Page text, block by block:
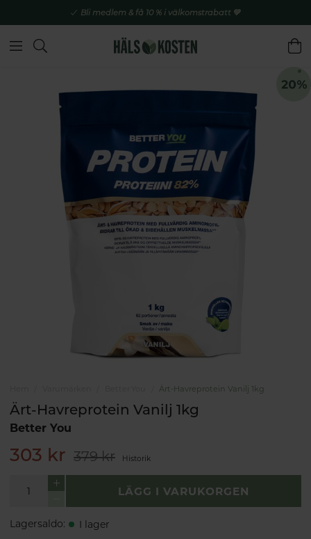
Bli medlem & få 10 % i välkomstrabatt 💚
Ärt-Havreprotein Vanilj 1kg
Ärt-Havreprotein Vanilj 1kg
Better You
303 kr 379 kr Historik
LÄGG I VARUKORGEN
Lagersaldo: I lager